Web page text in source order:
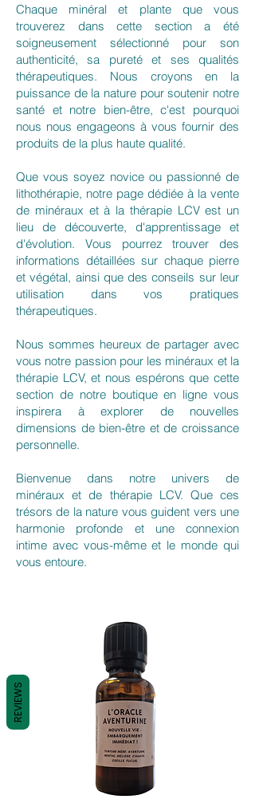
Chaque minéral et plante que vous
trouverez dans cette section a été
soigneusement sélectionné pour son
authenticité, sa pureté et ses qualités
thérapeutiques. Nous croyons en la
puissance de la nature pour soutenir notre
santé et notre bien-être, c'est pourquoi
nous nous engageons à vous fournir des
produits de la plus haute qualité.
Que vous soyez novice ou passionné de
lithothérapie, notre page dédiée à la vente
de minéraux et à la thérapie LCV est un
lieu de découverte, d'apprentissage et
d'évolution. Vous pourrez trouver des
informations détaillées sur chaque pierre
et végétal, ainsi que des conseils sur leur
utilisation dans vos pratiques
thérapeutiques.
Nous sommes heureux de partager avec
vous notre passion pour les minéraux et la
thérapie LCV, et nous espérons que cette
section de notre boutique en ligne vous
inspirera à explorer de nouvelles
dimensions de bien-être et de croissance
personnelle.
Bienvenue dans notre univers de
minéraux et de thérapie LCV. Que ces
trésors de la nature vous guident vers une
harmonie profonde et une connexion
intime avec vous-même et le monde qui
vous entoure.
REVIEWS